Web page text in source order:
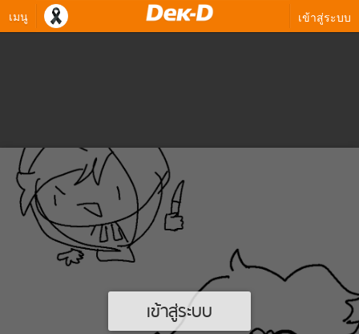
เมนู เข้าสู่ระบบ
เข้าสู่ระบบ